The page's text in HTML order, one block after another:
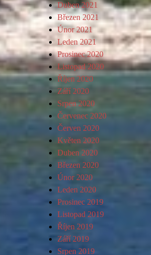
Duben 2021
Březen 2021
Únor 2021
Leden 2021
Prosinec 2020
Listopad 2020
Říjen 2020
Září 2020
Srpen 2020
Červenec 2020
Červen 2020
Květen 2020
Duben 2020
Březen 2020
Únor 2020
Leden 2020
Prosinec 2019
Listopad 2019
Říjen 2019
Září 2019
Srpen 2019